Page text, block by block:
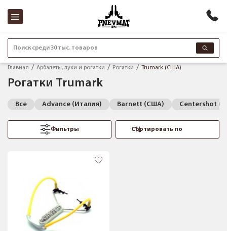
Поиск среди 30 тыс. товаров
Главная Арбалеты, луки и рогатки Рогатки Trumark (США)
Рогатки Trumark
Все Advance (Италия) Barnett (США) Centershot
Фильтры